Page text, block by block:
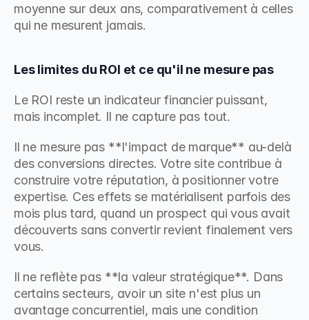
moyenne sur deux ans, comparativement à celles
qui ne mesurent jamais.
Les limites du ROI et ce qu'il ne mesure pas
Le ROI reste un indicateur financier puissant,
mais incomplet. Il ne capture pas tout.
Il ne mesure pas **l'impact de marque** au-delà
des conversions directes. Votre site contribue à
construire votre réputation, à positionner votre
expertise. Ces effets se matérialisent parfois des
mois plus tard, quand un prospect qui vous avait
découverts sans convertir revient finalement vers
vous.
Il ne reflète pas **la valeur stratégique**. Dans
certains secteurs, avoir un site n'est plus un
avantage concurrentiel, mais une condition